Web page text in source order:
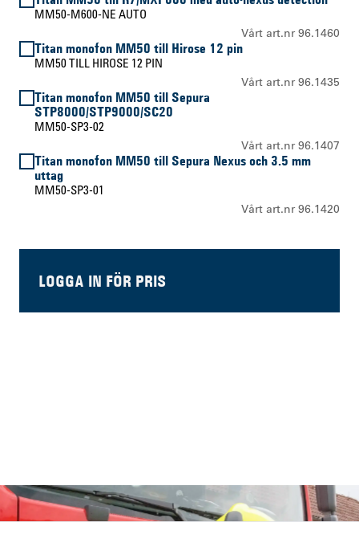
MM50-M600-NE AUTO
Vårt art.nr 96.1460
Titan monofon MM50 till Hirose 12 pin
MM50 TILL HIROSE 12 PIN
Vårt art.nr 96.1435
Titan monofon MM50 till Sepura
STP8000/STP9000/SC20
MM50-SP3-02
Vårt art.nr 96.1407
Titan monofon MM50 till Sepura Nexus och 3.5 mm
uttag
MM50-SP3-01
Vårt art.nr 96.1420
LOGGA IN FÖR PRIS